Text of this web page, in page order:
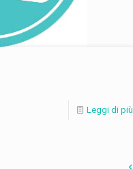
Leggi di più